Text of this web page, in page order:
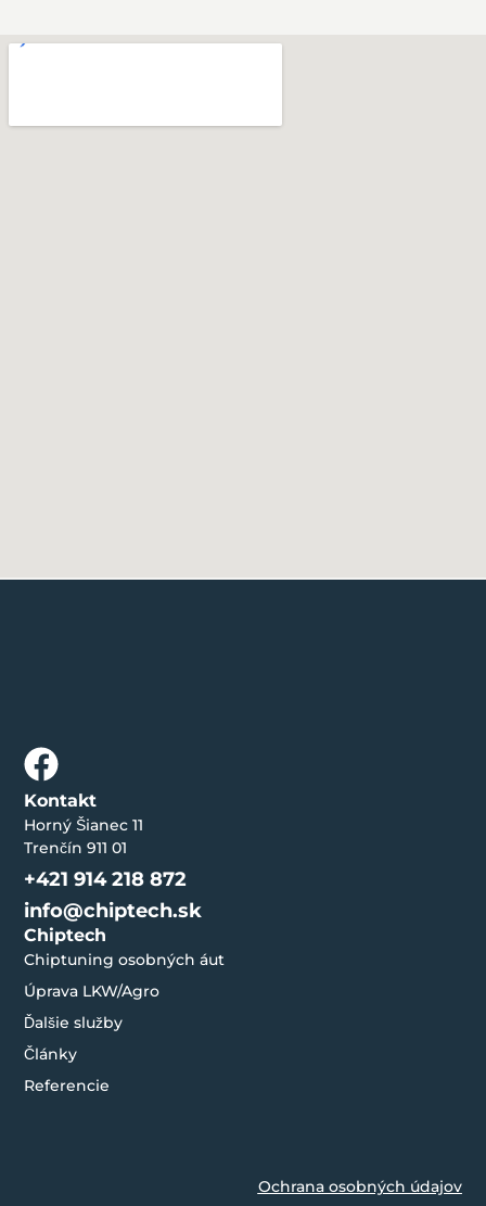
Chiptech
Chiptuning osobných áut
Úprava LKW/Agro
Ďalšie služby
Články
Referencie
Kontakt
Horný Šianec 11
Trenčín 911 01
+421 914 218 872
info@chiptech.sk
Ochrana osobných údajov